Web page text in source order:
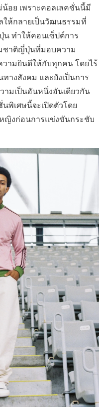
ย เพราะคอลเลคชั่นนี้มี
ให้กลายเป็นวัฒนธรรมที่
ทำให้คอนเซ็ปต์การ
ชาติญี่ปุ่นที่มอบความ
ามยินดีให้กับทุกคน โดยไร้
างสังคม และยังเป็นการ
ามเป็นอันหนึ่งอันเดียวกัน
พิเศษนี้จะเปิดตัวโดย
งก่อนการแข่งขันกระชับ